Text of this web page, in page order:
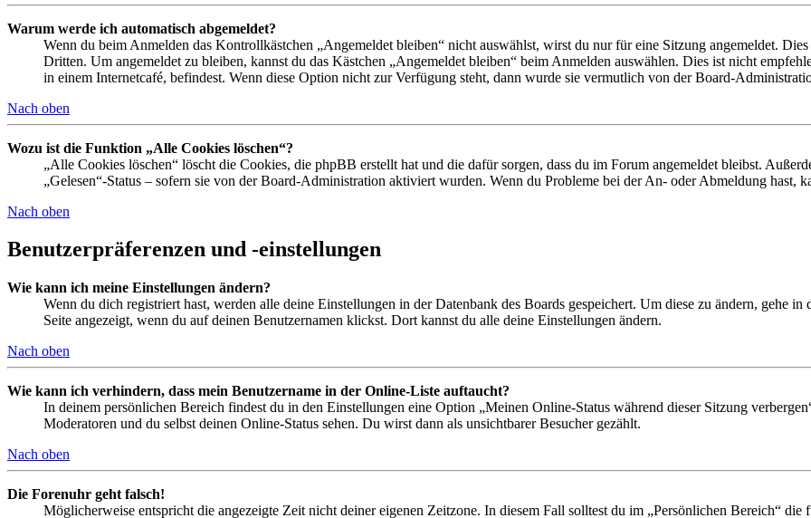
Warum werde ich automatisch abgemeldet?
Wenn du beim Anmelden das Kontrollkästchen „Angemeldet bleiben“ nicht auswählst, wirst du nur für eine Sitzung angemeldet.
Dritten. Um angemeldet zu bleiben, kannst du das Kästchen „Angemeldet bleiben“ beim Anmelden auswählen. Dies ist nicht
in einem Internetcafé, befindest. Wenn diese Option nicht zur Verfügung steht, dann wurde sie vermutlich von der Board-
Nach oben
Wozu ist die Funktion „Alle Cookies löschen“?
„Alle Cookies löschen“ löscht die Cookies, die phpBB erstellt hat und die dafür sorgen, dass du im Forum angemeldet bleibst.
„Gelesen“-Status – sofern sie von der Board-Administration aktiviert wurden. Wenn du Probleme bei der An- oder Abmeldung hast,
Nach oben
Benutzerpräferenzen und -einstellungen
Wie kann ich meine Einstellungen ändern?
Wenn du dich registriert hast, werden alle deine Einstellungen in der Datenbank des Boards gespeichert. Um diese zu ändern, gehe
Seite angezeigt, wenn du auf deinen Benutzernamen klickst. Dort kannst du alle deine Einstellungen ändern.
Nach oben
Wie kann ich verhindern, dass mein Benutzername in der Online-Liste auftaucht?
In deinem persönlichen Bereich findest du in den Einstellungen eine Option „Meinen Online-Status während dieser Sitzung
Moderatoren und du selbst deinen Online-Status sehen. Du wirst dann als unsichtbarer Besucher gezählt.
Nach oben
Die Forenuhr geht falsch!
Möglicherweise entspricht die angezeigte Zeit nicht deiner eigenen Zeitzone. In diesem Fall solltest du im „Persönlichen Bereich“